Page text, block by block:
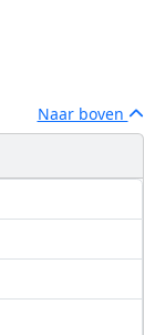
Naar boven